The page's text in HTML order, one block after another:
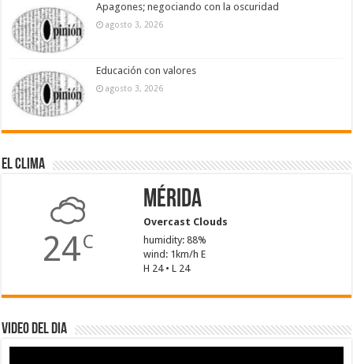
Apagones; negociando con la oscuridad
agosto 3, 2026
Educación con valores
agosto 3, 2026
El Clima
24C
Mérida
Overcast Clouds
humidity: 88%
wind: 1km/h E
H 24 • L 24
Video del dia